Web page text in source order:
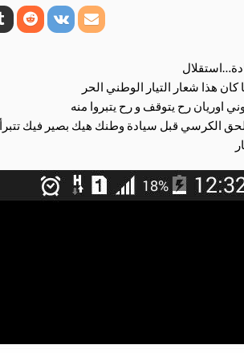
الكرسي قبل سيادة وطنك هيك بصير فيك